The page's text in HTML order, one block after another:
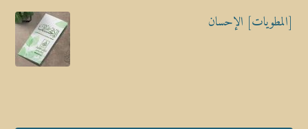
[المطويات] الإحسان